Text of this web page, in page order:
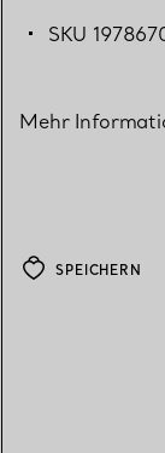
SKU
Mehr
SPEICHERN